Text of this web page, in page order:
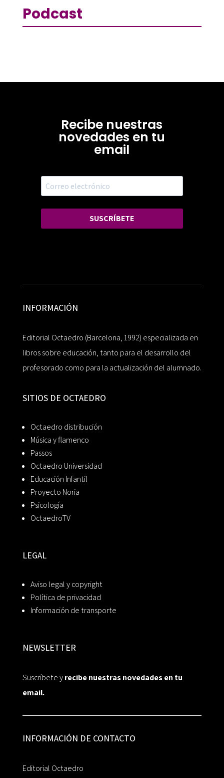
Podcast
Recibe nuestras
novedades en tu
email
SUSCRÍBETE
INFORMACIÓN
Editorial Octaedro (Barcelona, 1992) especializada en
libros sobre educación, tanto para el desarrollo del
profesorado como para la actualización del alumnado.
SITIOS DE OCTAEDRO
Octaedro distribución
Música y flamenco
Passos
Octaedro Universidad
Educación Infantil
Proyecto Noria
Psicología
OctaedroTV
LEGAL
Aviso legal y copyright
Política de privacidad
Información de transporte
NEWSLETTER
Suscríbete yrecibe nuestras novedades en tu
email.
INFORMACIÓN DE CONTACTO
Editorial Octaedro